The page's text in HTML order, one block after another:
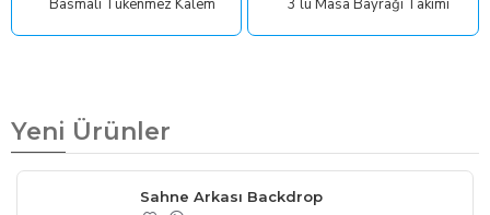
Basmalı Tükenmez Kalem 3 lü Masa Bayrağı Takımı
Yeni Ürünler
Sahne Arkası Backdrop